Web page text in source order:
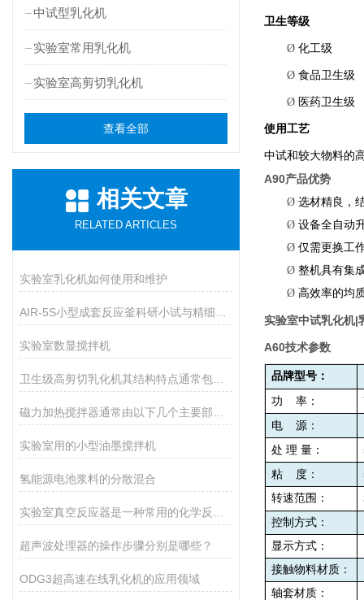
中试型乳化机
实验室常用乳化机
实验室高剪切乳化机
查看全部
相关文章
RELATED ARTICLES
实验室乳化机如何使用和维护
实验室数显搅拌机
实验室用的小型油墨搅拌机
氢能源电池浆料的分散混合
超声波处理器的操作步骤分别是哪些？
ODG3超高速在线乳化机的应用领域
卫生等级
Ø 化工级
Ø 食品卫生级
Ø 医药卫生级
使用工艺
中试和较大物料的
A90产品优势
Ø 选材精良，
Ø 设备全自动
Ø 仅需更换工
Ø 整机具有集
Ø 高效率的均
实验室中试乳化机|
A60技术参数
品牌型号：
功
率：
电
源：
处 理 量：
粘 度：
转速范围：
控制方式：
显示方式：
接触物料材质：
轴套材质：